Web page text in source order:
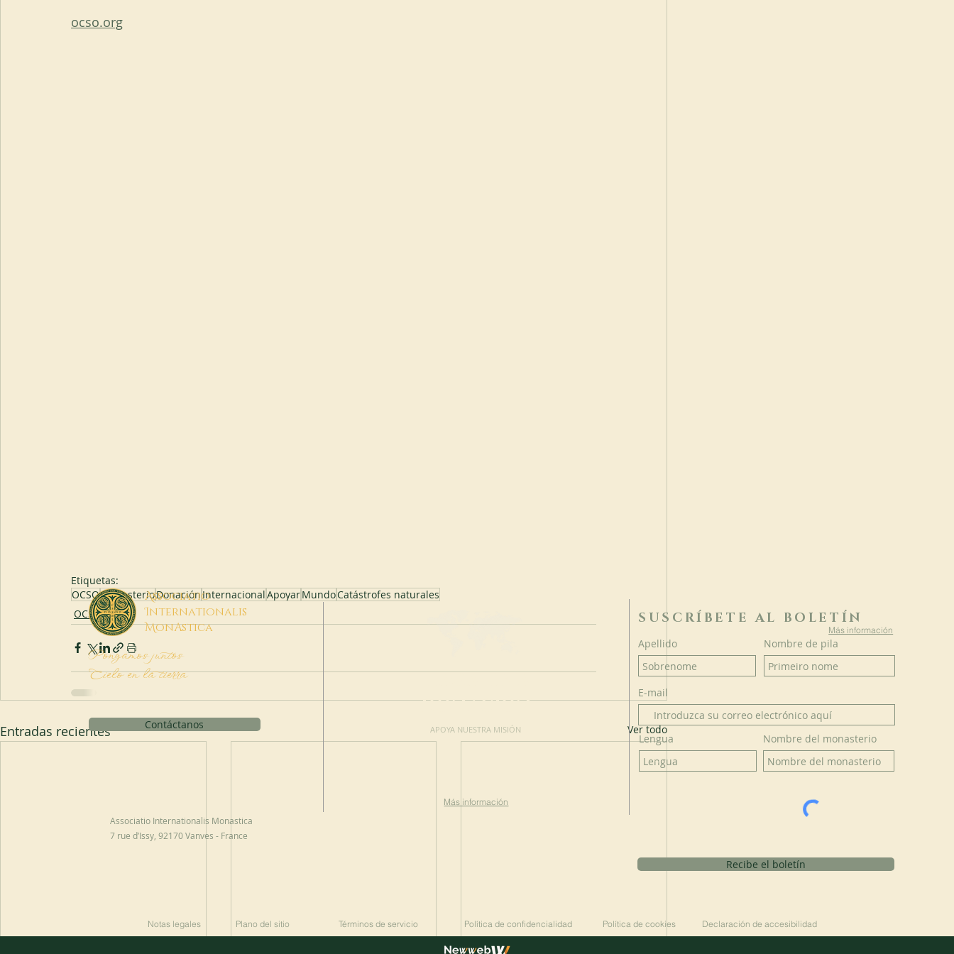
ocso.org
Etiquetas:
OCSOMonasterioDonaciónInternacionalApoyarMundoCatástrofes naturales
OCSO
Entradas recientes Ver todo
Associatio
Internationalis
MonAstica
Pongamos juntos
Cielo en la tierra
Contáctanos
Associatio Internationalis Monastica
7 rue d’Issy, 92170 Vanves - France
DONACIÓN
APOYA NUESTRA MISIÓN
Más información
SUSCRÍBETE AL BOLETÍN
Más información
Apellido Nombre de pila
E-mail
Lengua Nombre del monasterio
Recibe el boletín
Notas legales Plano del sitio Términos de servicio Política de confidencialidad Política de cookies Declaración de accesibilidad